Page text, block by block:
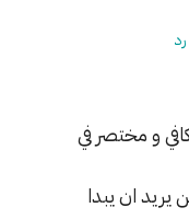
و مختصر في
ان يبدا